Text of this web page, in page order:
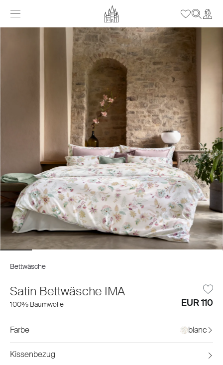
Bettwäsche
Satin Bettwäsche IMA
100% Baumwolle EUR 110
Farbe blanc
Kissenbezug